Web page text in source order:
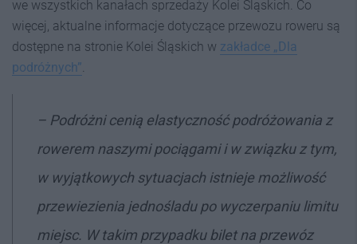
we wszystkich kanałach sprzedaży Kolei Śląskich. Co
więcej, aktualne informacje dotyczące przewozu roweru są
dostępne na stronie Kolei Śląskich w zakładce „Dla
podróżnych”
– Podróżni cenią elastyczność podróżowania z
rowerem naszymi pociągami i w związku z tym,
w wyjątkowych sytuacjach istnieje możliwość
przewiezienia jednośladu po wyczerpaniu limitu
miejsc. W takim przypadku bilet na przewóz